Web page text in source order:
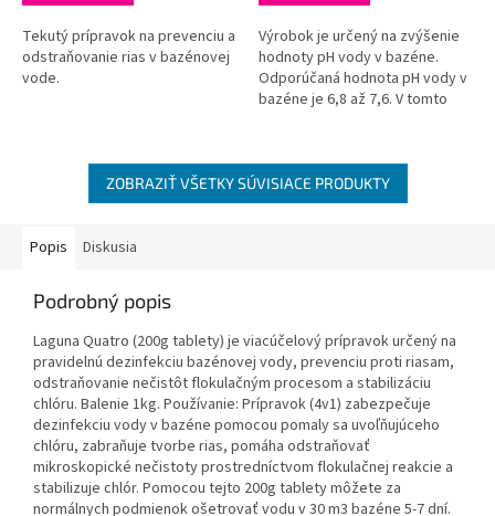
Tekutý prípravok na prevenciu a
odstraňovanie rias v bazénovej
vode.
Výrobok je určený na zvýšenie
hodnoty pH vody v bazéne.
Odporúčaná hodnota pH vody v
bazéne je 6,8 až 7,6. V tomto
vedľajších...
ZOBRAZIŤ VŠETKY SÚVISIACE PRODUKTY
Popis Diskusia
Podrobný popis
Laguna Quatro (200g tablety) je viacúčelový prípravok určený na
pravidelnú dezinfekciu bazénovej vody, prevenciu proti riasam,
odstraňovanie nečistôt flokulačným procesom a stabilizáciu
chlóru. Balenie 1kg. Používanie: Prípravok (4v1) zabezpečuje
dezinfekciu vody v bazéne pomocou pomaly sa uvoľňujúceho
chlóru, zabraňuje tvorbe rias, pomáha odstraňovať
mikroskopické nečistoty prostredníctvom flokulačnej reakcie a
stabilizuje chlór. Pomocou tejto 200g tablety môžete za
normálnych podmienok ošetrovať vodu v 30 m3 bazéne 5-7 dní.